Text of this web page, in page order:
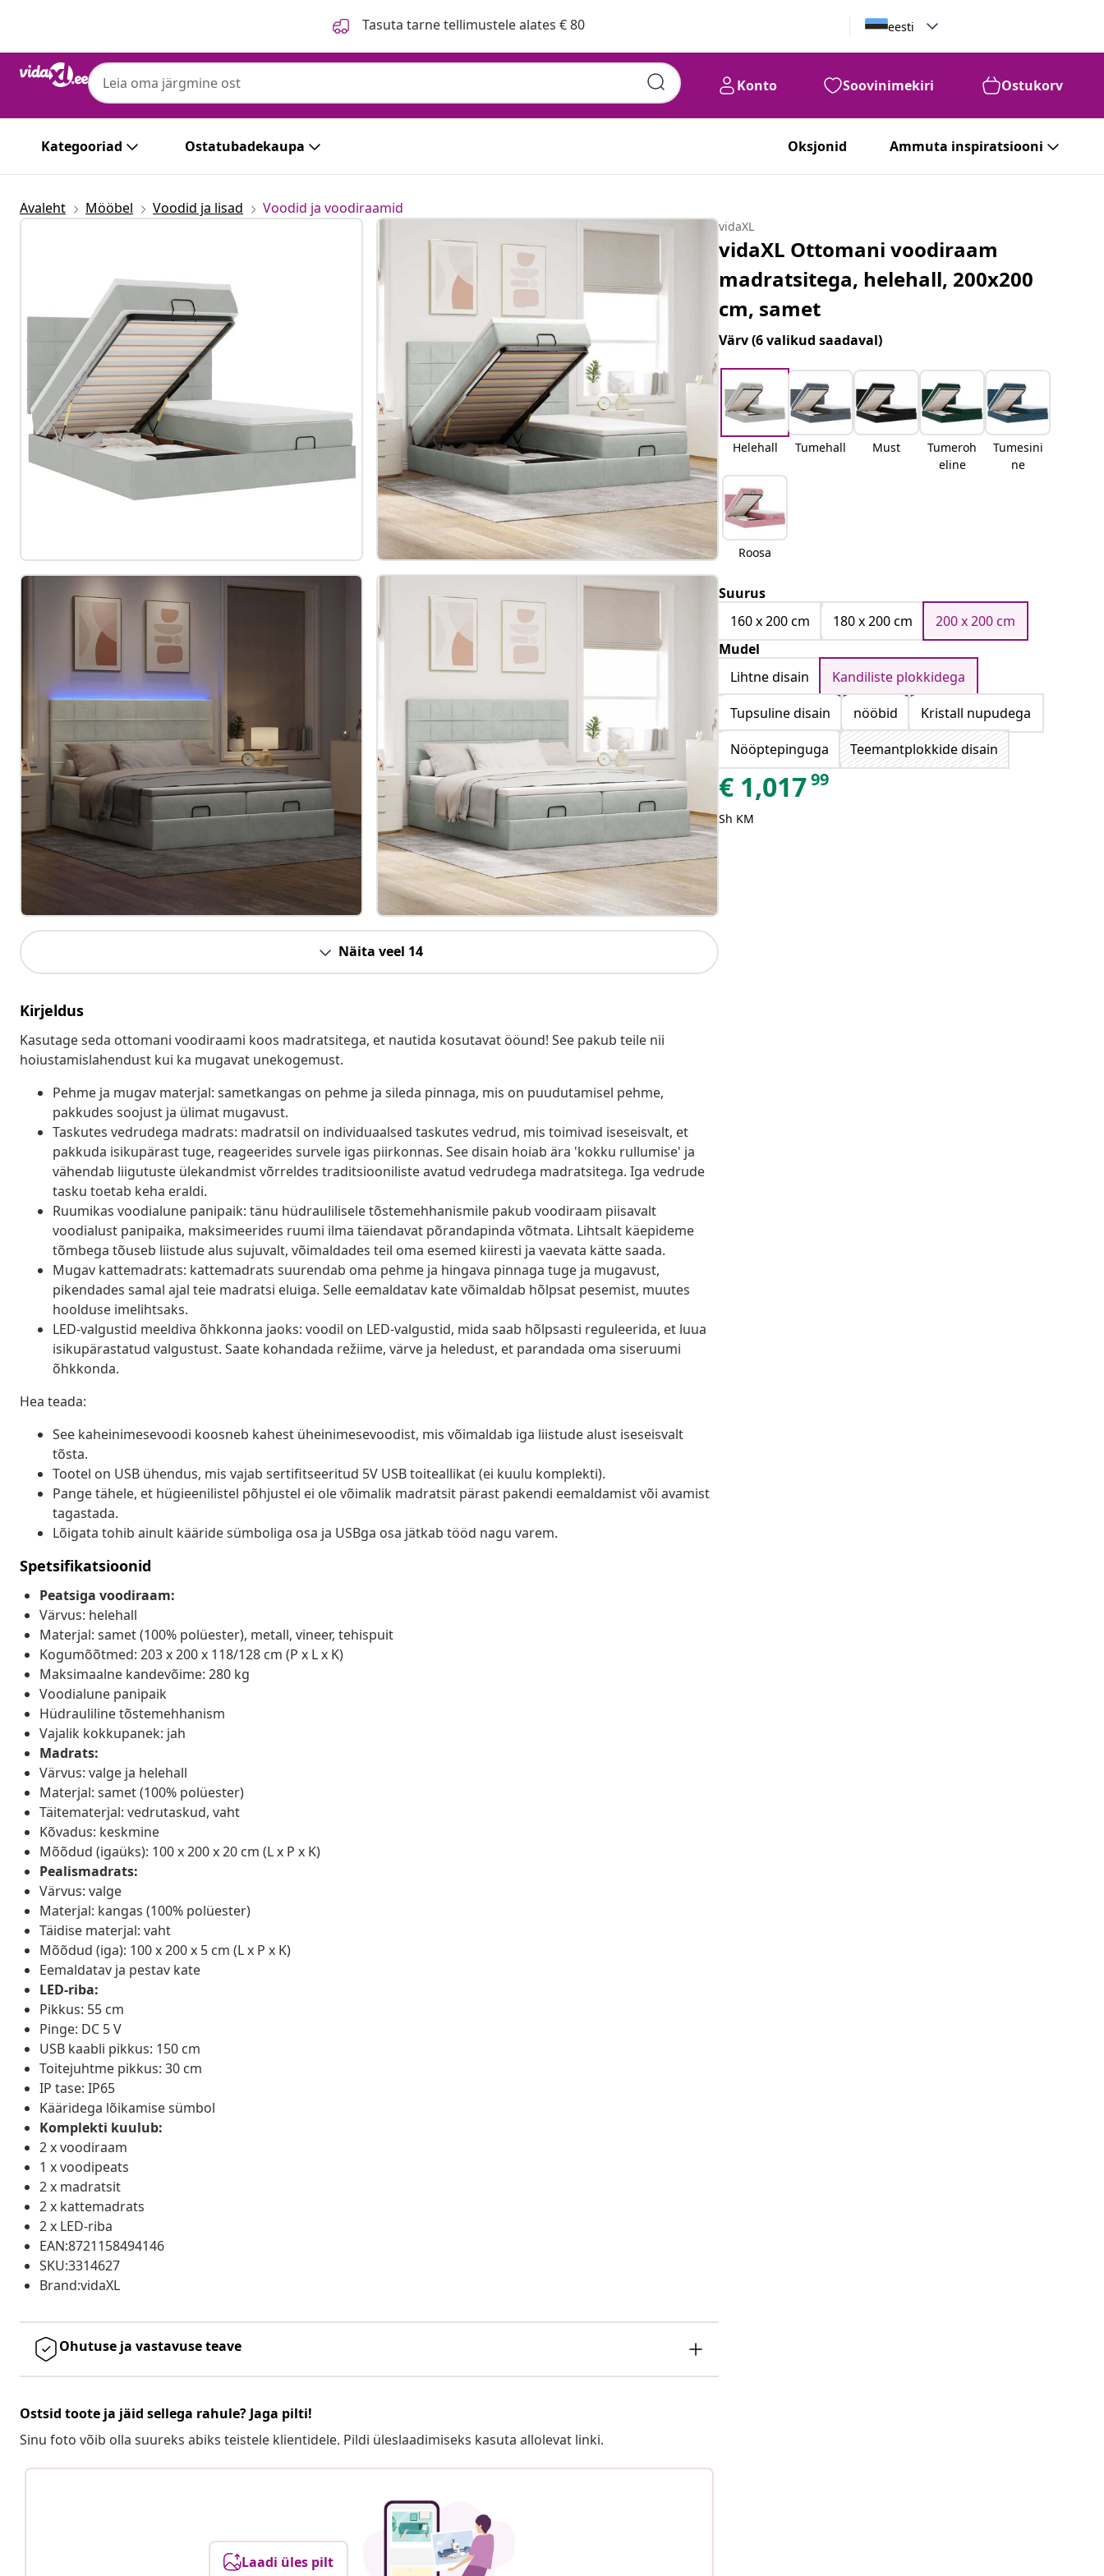
Tasuta tarne tellimustele alates € 80 eesti
Konto Soovinimekiri Ostukorv
Kategooriad Ostatubadekaupa Oksjonid Ammuta inspiratsiooni
Avaleht Mööbel Voodid ja lisad Voodid ja voodiraamid
Näita veel 14
Kirjeldus
Kasutage seda ottomani voodiraami koos madratsitega, et nautida kosutavat ööund! See pakub teile nii
hoiustamislahendust kui ka mugavat unekogemust.
Pehme ja mugav materjal: sametkangas on pehme ja sileda pinnaga, mis on puudutamisel pehme,
pakkudes soojust ja ülimat mugavust.
Taskutes vedrudega madrats: madratsil on individuaalsed taskutes vedrud, mis toimivad iseseisvalt, et
pakkuda isikupärast tuge, reageerides survele igas piirkonnas. See disain hoiab ära 'kokku rullumise' ja
vähendab liigutuste ülekandmist võrreldes traditsiooniliste avatud vedrudega madratsitega. Iga vedrude
tasku toetab keha eraldi.
Ruumikas voodialune panipaik: tänu hüdraulilisele tõstemehhanismile pakub voodiraam piisavalt
voodialust panipaika, maksimeerides ruumi ilma täiendavat põrandapinda võtmata. Lihtsalt käepideme
tõmbega tõuseb liistude alus sujuvalt, võimaldades teil oma esemed kiiresti ja vaevata kätte saada.
Mugav kattemadrats: kattemadrats suurendab oma pehme ja hingava pinnaga tuge ja mugavust,
pikendades samal ajal teie madratsi eluiga. Selle eemaldatav kate võimaldab hõlpsat pesemist, muutes
hoolduse imelihtsaks.
LED-valgustid meeldiva õhkkonna jaoks: voodil on LED-valgustid, mida saab hõlpsasti reguleerida, et luua
isikupärastatud valgustust. Saate kohandada režiime, värve ja heledust, et parandada oma siseruumi
õhkkonda.
Hea teada:
See kaheinimesevoodi koosneb kahest üheinimesevoodist, mis võimaldab iga liistude alust iseseisvalt
tõsta.
Tootel on USB ühendus, mis vajab sertifitseeritud 5V USB toiteallikat (ei kuulu komplekti).
Pange tähele, et hügieenilistel põhjustel ei ole võimalik madratsit pärast pakendi eemaldamist või avamist
tagastada.
Lõigata tohib ainult kääride sümboliga osa ja USBga osa jätkab tööd nagu varem.
Spetsifikatsioonid
Peatsiga voodiraam:
Värvus: helehall
Materjal: samet (100% polüester), metall, vineer, tehispuit
Kogumõõtmed: 203 x 200 x 118/128 cm (P x L x K)
Maksimaalne kandevõime: 280 kg
Voodialune panipaik
Hüdrauliline tõstemehhanism
Vajalik kokkupanek: jah
Madrats:
Värvus: valge ja helehall
Materjal: samet (100% polüester)
Täitematerjal: vedrutaskud, vaht
Kõvadus: keskmine
Mõõdud (igaüks): 100 x 200 x 20 cm (L x P x K)
Pealismadrats:
Värvus: valge
Materjal: kangas (100% polüester)
Täidise materjal: vaht
Mõõdud (iga): 100 x 200 x 5 cm (L x P x K)
Eemaldatav ja pestav kate
LED-riba:
Pikkus: 55 cm
Pinge: DC 5 V
USB kaabli pikkus: 150 cm
Toitejuhtme pikkus: 30 cm
IP tase: IP65
Kääridega lõikamise sümbol
Komplekti kuulub:
2 x voodiraam
1 x voodipeats
2 x madratsit
2 x kattemadrats
2 x LED-riba
EAN:8721158494146
SKU:3314627
Brand:vidaXL
Ohutuse ja vastavuse teave
Ostsid toote ja jäid sellega rahule? Jaga pilti!
Sinu foto võib olla suureks abiks teistele klientidele. Pildi üleslaadimiseks kasuta allolevat linki.
Laadi üles pilt
vidaXL
vidaXL Ottomani voodiraam
madratsitega, helehall, 200x200
cm, samet
Värv(6 valikud saadaval)
Helehall Tumehall Must
Tumeroh
eline
Tumesini
ne
Roosa
Suurus
160 x 200 cm
180 x 200 cm
200 x 200 cm
Mudel
Lihtne disain
Kandiliste plokkidega
Tupsuline disain
nööbid
Kristall nupudega
Nööptepinguga
Teemantplokkide disain
€ 1,01799
Sh KM